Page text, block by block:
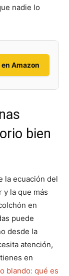
nadie lo
en Amazon
bien
la ecuación del
y la que más
en
puede
desde la
atención,
en
blando: qué es